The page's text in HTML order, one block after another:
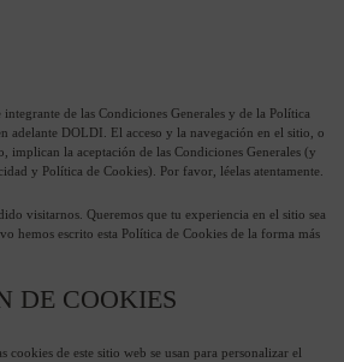
integrante de las Condiciones Generales y de la Política
adelante DOLDI. El acceso y la navegación en el sitio, o
implican la aceptación de las Condiciones Generales (y
y Política de Cookies). Por favor, léelas atentamente.
visitarnos. Queremos que tu experiencia en el sitio sea
hemos escrito esta Política de Cookies de la forma más
DE COOKIES
cookies de este sitio web se usan para personalizar el